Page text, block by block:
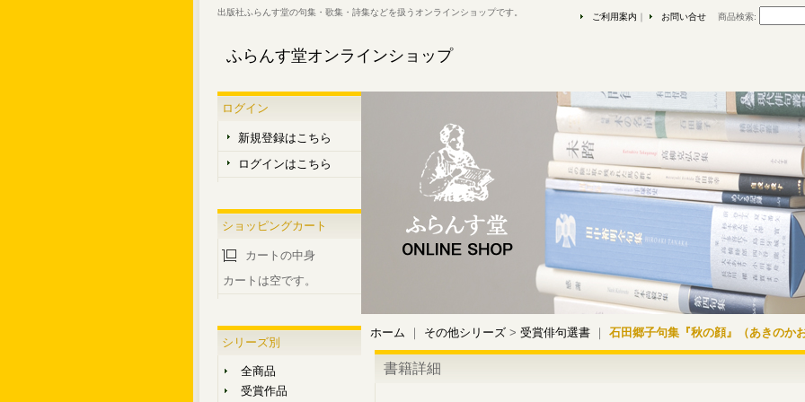
出版社ふらんす堂の句集・歌集・詩集などを扱うオンラインショップです。
ふらんす堂オンラインショップ
ご利用案内 お問い合せ 商品検索:
ログイン
新規登録はこちら
ログインはこちら
ショッピングカート
カートの中身
カートは空です。
シリーズ別
全商品
受賞作品
ホーム ｜ その他シリーズ > 受賞俳句選書 ｜ 石田郷子句集『秋の顔』（あきのか
書籍詳細